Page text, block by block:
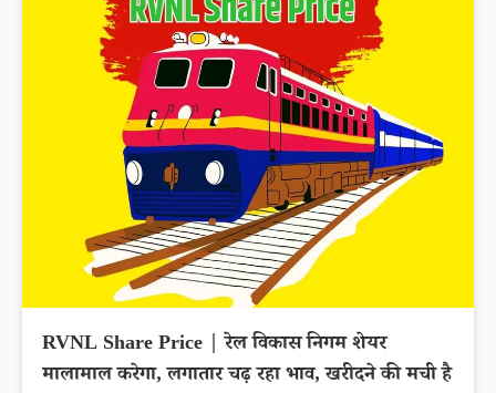
RVNL Share Price | रेल विकास निगम शेयर
मालामाल करेगा, लगातार चढ़ रहा भाव, खरीदने की मची है